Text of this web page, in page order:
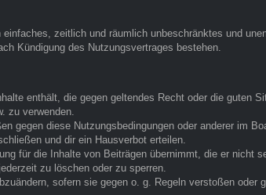
zeitlich und räumlich unbeschränktes und
Kündigung des Nutzungsvertrages bestehen.
enthält, die gegen geltendes Recht oder die guten
zu verwenden.
gegen diese Nutzungsbedingungen oder anderer im
und dir ein Hausverbot erteilen.
für die Inhalte von Beiträgen übernimmt, die er
zu löschen oder zu sperren.
sofern sie gegen o. g. Regeln verstoßen oder